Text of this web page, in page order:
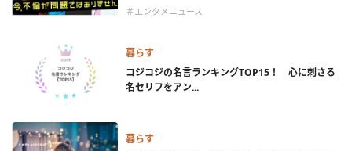
＃エンタメニュース
暮らす
コジコジの名言ランキングTOP15！ 心に刺さる
名セリフをアン...
暮らす